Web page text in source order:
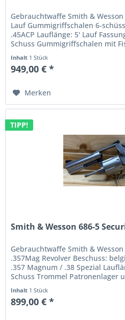
Gebrauchtwaffe Smith &
Lauf Gummigriffschalen 6-
.45ACP Lauflänge: 5' Lauf
Schuss Gummigriffschalen mit
Inhalt 1 Stück
949,00 € *
Merken
TIPP!
Smith & Wesson 686-5
Gebrauchtwaffe Smith &
.357Mag Revolver Beschuss:
.357 Magnum / .38 Spezial
Schuss Trommel Patronenlager
Inhalt 1 Stück
899,00 € *